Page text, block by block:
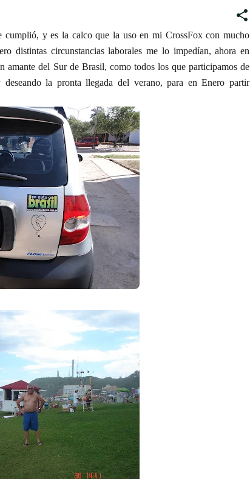
y es la calco que la uso en mi CrossFox con mucho
distintas circunstancias laborales me lo impedían, ahora en
amante del Sur de Brasil, como todos los que participamos de
la pronta llegada del verano, para en Enero partir